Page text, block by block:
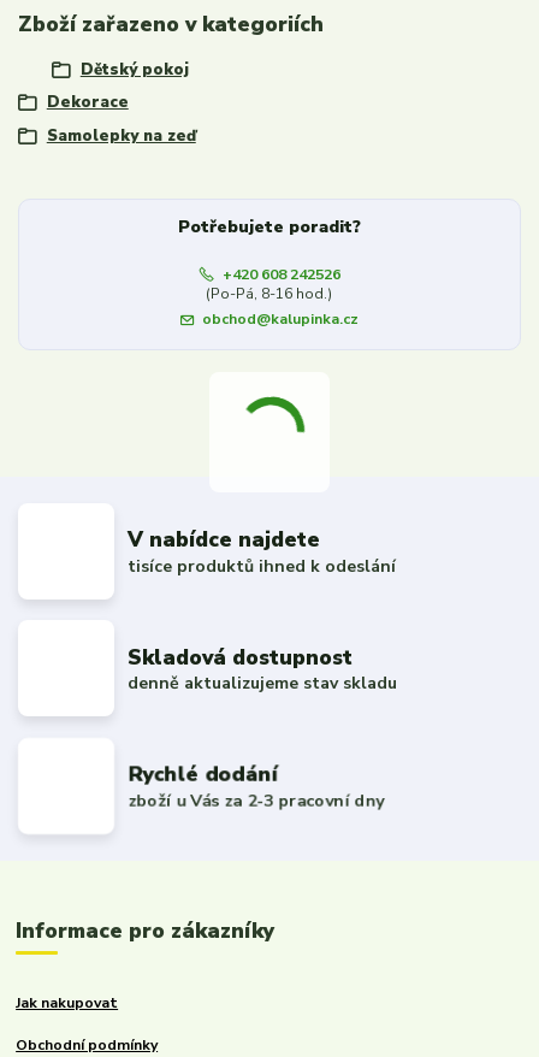
Zboží zařazeno v kategoriích
Dětský pokoj
Dekorace
Samolepky na zeď
Potřebujete poradit?
+420 608 242526
(Po-Pá, 8-16 hod.)
obchod@kalupinka.cz
V nabídce najdete
tisíce produktů ihned k odeslání
Skladová dostupnost
denně aktualizujeme stav skladu
Rychlé dodání
zboží u Vás za 2-3 pracovní dny
Informace pro zákazníky
Jak nakupovat
Obchodní podmínky